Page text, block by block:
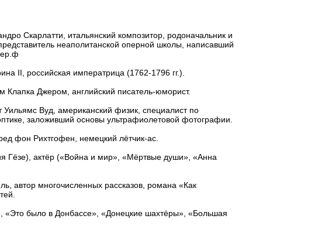
Скарлатти, итальянский композитор, родоначальник и
неаполитанской оперной школы, написавший
II, российская императрица (1762-1796 гг.).
Клапка Джером, английский писатель-юморист.
Уильямс Вуд, американский физик, специалист по
заложивший основы ультрафиолетовой фотографии.
фон Рихтгофен, немецкий лётчик-ас.
Гёзе), актёр («Война и мир», «Мёртвые души», «Анна
автор многочисленных рассказов, романа «Как
«Это было в Донбассе», «Донецкие шахтёры», «Большая